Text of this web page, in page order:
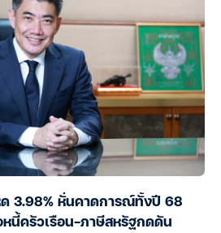
3.98% หั่นคาดการณ์ทั้งปี 68
หนี้ครัวเรือน-ภาษีสหรัฐกดดัน